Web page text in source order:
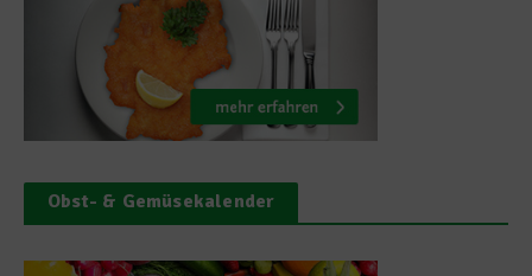
Obst- & Gemüsekalender